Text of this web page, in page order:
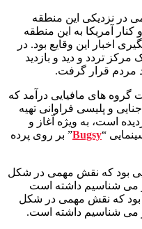
در نزدیکی این منطقه
آمریکا به این منطقه
اخبار این وقایع بود. در
تردد و دید و بازدید
مردم قرار گرفت.
گروه های مافیایی درآمد که
و پلیسی فراوانی تهیه
است، به ویژه آغاز و
“
Bugsy” بر روی پرده
بود که نقش مهمی در شکل
شناسیم داشته است.